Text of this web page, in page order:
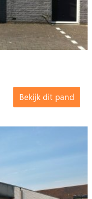
Bekijk dit pand